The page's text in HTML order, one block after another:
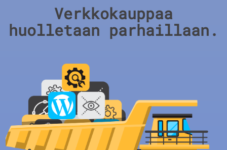
Verkkokauppaa
huolletaan parhaillaan.